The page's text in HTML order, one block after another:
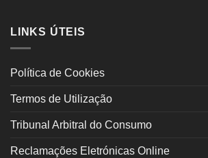
LINKS ÚTEIS
Política de Cookies
Termos de Utilização
Tribunal Arbitral do Consumo
Reclamações Eletrónicas Online